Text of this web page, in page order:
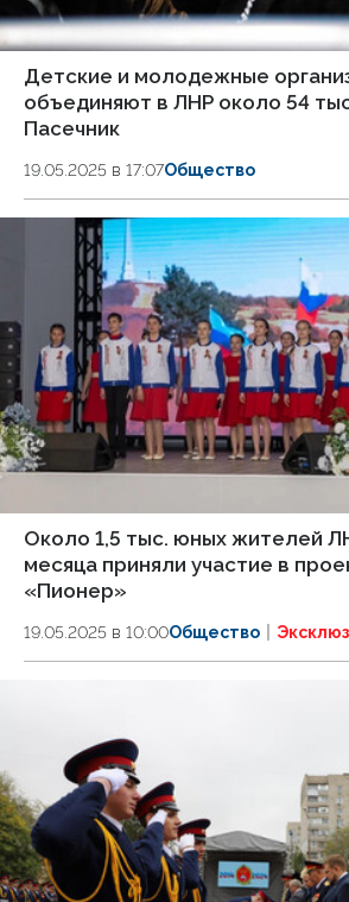
Детские и молодежные
объединяют в ЛНР около 54
Пасечник
19.05.2025 в 17:07Общество
Около 1,5 тыс. юных жителей
месяца приняли участие в
«Пионер»
19.05.2025 в 10:00Общество